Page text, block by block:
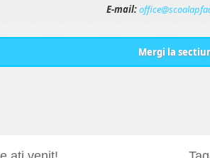
E-mail:
Mergi la